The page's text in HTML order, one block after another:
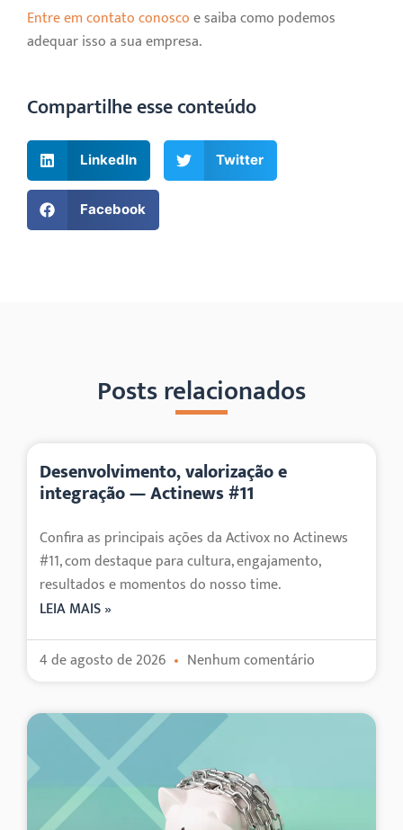
Entre em contato conoscoe saiba como podemos
adequar isso a sua empresa.
Compartilhe esse conteúdo
LinkedIn Twitter
Facebook
Posts relacionados
Desenvolvimento, valorização e
integração — Actinews #11
Confira as principais ações da Activox no Actinews
#11, com destaque para cultura, engajamento,
resultados e momentos do nosso time.
LEIA MAIS »
4 de agosto de 2026 Nenhum comentário